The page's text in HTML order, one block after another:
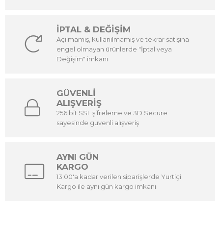
İPTAL & DEĞİŞİM
Açılmamış, kullanılmamış ve tekrar satışına
engel olmayan ürünlerde "İptal veya
Değişim" imkanı
GÜVENLİ
ALIŞVERİŞ
256 bit SSL şifreleme ve 3D Secure
sayesinde güvenli alışveriş
AYNI GÜN
KARGO
13:00'a kadar verilen siparişlerde Yurtiçi
Kargo ile aynı gün kargo imkanı